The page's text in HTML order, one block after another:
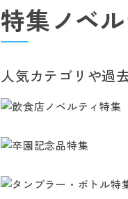
特集ノベ
人気カテゴリや過